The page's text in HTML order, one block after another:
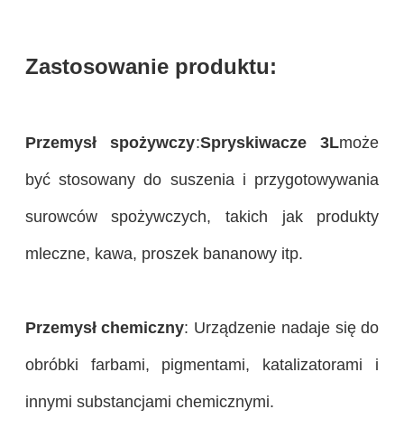
Zastosowanie produktu:
Przemysł spożywczy:Spryskiwacze 3Lmoże
być stosowany do suszenia i przygotowywania
surowców spożywczych, takich jak produkty
mleczne, kawa, proszek bananowy itp.
Przemysł chemiczny: Urządzenie nadaje się do
obróbki farbami, pigmentami, katalizatorami i
innymi substancjami chemicznymi.